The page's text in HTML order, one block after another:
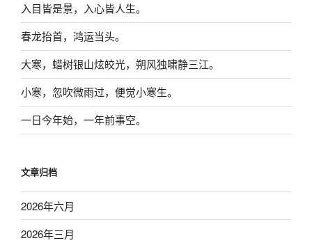
入目皆是景，入心皆人生。
春龙抬首，鸿运当头。
大寒，蜡树银山炫皎光，朔风独啸静三江。
小寒，忽吹微雨过，便觉小寒生。
一日今年始，一年前事空。
文章归档
2026年六月
2026年三月